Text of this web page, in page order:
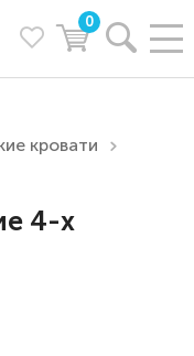
0
кровати
4-х